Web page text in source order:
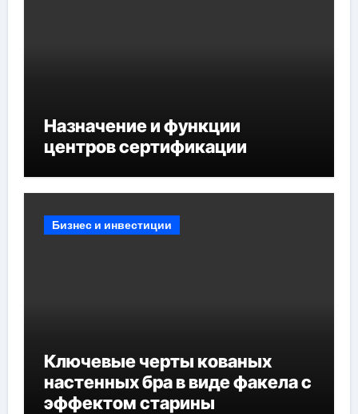
Назначение и функции
центров сертификации
Бизнес и инвестиции
Ключевые черты кованых
настенных бра в виде факела с
эффектом старины